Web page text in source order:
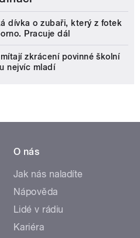
dívka o zubaři, který z fotek
Pracuje dál
zkrácení povinné školní
nejvíc mladí
O nás
Jak nás naladíte
Nápověda
Lidé v rádiu
Kariéra